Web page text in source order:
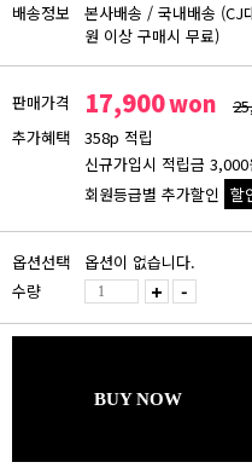
배송정보
본사배송 / 국내배송 (CJ
원 이상 구매시 무료)
판매가격 17,900won
추가혜택
358p 적립
신규가입시 적립금
회원등급별 추가할인 할
회원등급 할인가
비회원
17,900원
블루
브론즈
옵션선택
옵션이 없습니다.
수량
+ -
BUY NOW